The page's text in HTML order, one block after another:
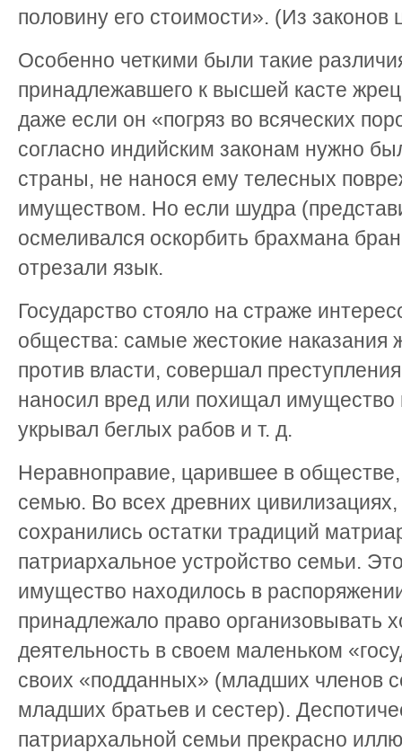
половину его стоимости». (Из
Особенно четкими были такие
принадлежавшего к высшей касте
даже если он «погряз во всяческих
согласно индийским законам нужно
страны, не нанося ему телесных
имуществом. Но если шудра
осмеливался оскорбить брахмана
отрезали язык.
Государство стояло на страже
общества: самые жестокие наказания
против власти, совершал
наносил вред или похищал имущество
укрывал беглых рабов и т. д.
Неравноправие, царившее в
семью. Во всех древних цивилизациях,
сохранились остатки традиций
патриархальное устройство семьи.
имущество находилось в
принадлежало право организовывать
деятельность в своем маленьком
своих «подданных» (младших членов
младших братьев и сестер).
патриархальной семьи прекрасно